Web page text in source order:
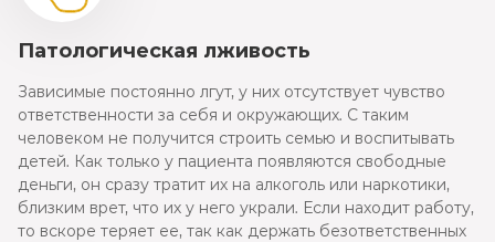
Патологическая лживость
Зависимые постоянно лгут, у них отсутствует чувство
ответственности за себя и окружающих. С таким
человеком не получится строить семью и воспитывать
детей. Как только у пациента появляются свободные
деньги, он сразу тратит их на алкоголь или наркотики,
близким врет, что их у него украли. Если находит работу,
то вскоре теряет ее, так как держать безответственных